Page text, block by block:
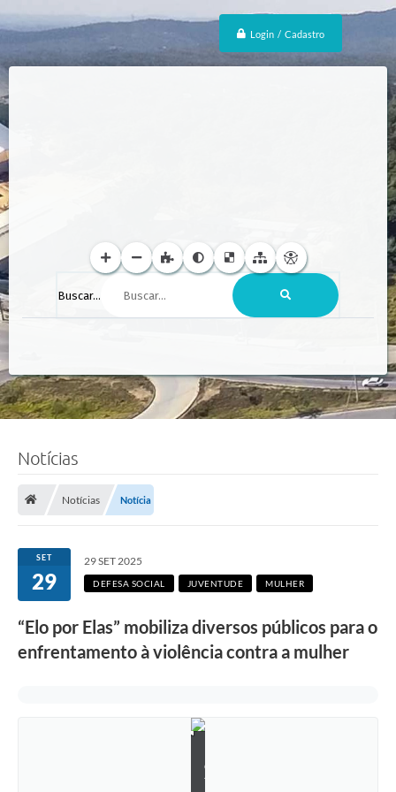
Login / Cadastro
Buscar...
Notícias
Notícias Notícia
SET
29
29 SET 2025
DEFESA SOCIAL JUVENTUDE MULHER
“Elo por Elas” mobiliza diversos públicos para o
enfrentamento à violência contra a mulher
o
t